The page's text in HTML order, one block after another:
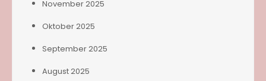
November 2025
Oktober 2025
September 2025
August 2025